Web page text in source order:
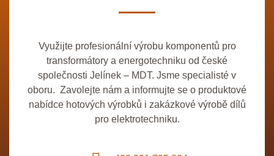
Využijte profesionální výrobu komponentů pro
transformátory a energotechniku od české
společnosti Jelínek – MDT. Jsme specialisté v
oboru. Zavolejte nám a informujte se o produktové
nabídce hotových výrobků i zakázkové výrobě dílů
pro elektrotechniku.